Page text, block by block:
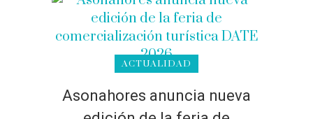
ACTUALIDAD
Asonahores anuncia nueva